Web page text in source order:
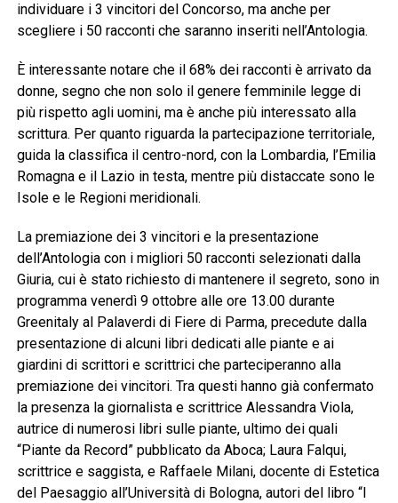
individuare i 3 vincitori del Concorso, ma anche per
scegliere i 50 racconti che saranno inseriti nell’Antologia.
È interessante notare che il 68% dei racconti è arrivato da
donne, segno che non solo il genere femminile legge di
più rispetto agli uomini, ma è anche più interessato alla
scrittura. Per quanto riguarda la partecipazione territoriale,
guida la classifica il centro-nord, con la Lombardia, l’Emilia
Romagna e il Lazio in testa, mentre più distaccate sono le
Isole e le Regioni meridionali.
La premiazione dei 3 vincitori e la presentazione
dell’Antologia con i migliori 50 racconti selezionati dalla
Giuria, cui è stato richiesto di mantenere il segreto, sono in
programma venerdì 9 ottobre alle ore 13.00 durante
Greenitaly al Palaverdi di Fiere di Parma, precedute dalla
presentazione di alcuni libri dedicati alle piante e ai
giardini di scrittori e scrittrici che parteciperanno alla
premiazione dei vincitori. Tra questi hanno già confermato
la presenza la giornalista e scrittrice Alessandra Viola,
autrice di numerosi libri sulle piante, ultimo dei quali
“Piante da Record” pubblicato da Aboca; Laura Falqui,
scrittrice e saggista, e Raffaele Milani, docente di Estetica
del Paesaggio all’Università di Bologna, autori del libro “I